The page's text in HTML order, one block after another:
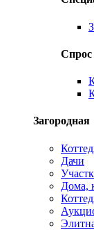
Спрос
Загородная
Дачи
Дома,